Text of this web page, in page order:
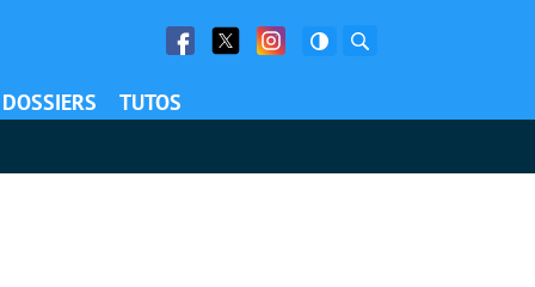
Facebook
Twitter Facebook
DOSSIERS TUTOS